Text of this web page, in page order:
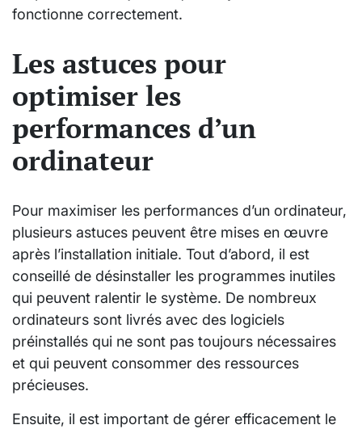
fonctionne correctement.
Les astuces pour
optimiser les
performances d’un
ordinateur
Pour maximiser les performances d’un ordinateur,
plusieurs astuces peuvent être mises en œuvre
après l’installation initiale. Tout d’abord, il est
conseillé de désinstaller les programmes inutiles
qui peuvent ralentir le système. De nombreux
ordinateurs sont livrés avec des logiciels
préinstallés qui ne sont pas toujours nécessaires
et qui peuvent consommer des ressources
précieuses.
Ensuite, il est important de gérer efficacement le